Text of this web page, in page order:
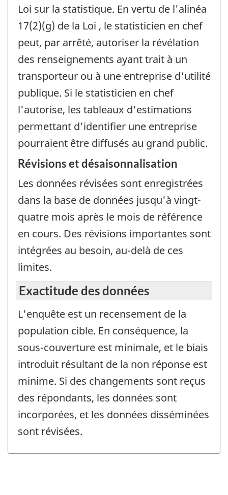
Loi sur la statistique. En vertu de l'alinéa
17(2)(g) de la Loi , le statisticien en chef
peut, par arrêté, autoriser la révélation
des renseignements ayant trait à un
transporteur ou à une entreprise d'utilité
publique. Si le statisticien en chef
l'autorise, les tableaux d'estimations
permettant d'identifier une entreprise
pourraient être diffusés au grand public.
Révisions et désaisonnalisation
Les données révisées sont enregistrées
dans la base de données jusqu'à vingt-
quatre mois après le mois de référence
en cours. Des révisions importantes sont
intégrées au besoin, au-delà de ces
limites.
Exactitude des données
L'enquête est un recensement de la
population cible. En conséquence, la
sous-couverture est minimale, et le biais
introduit résultant de la non réponse est
minime. Si des changements sont reçus
des répondants, les données sont
incorporées, et les données disséminées
sont révisées.